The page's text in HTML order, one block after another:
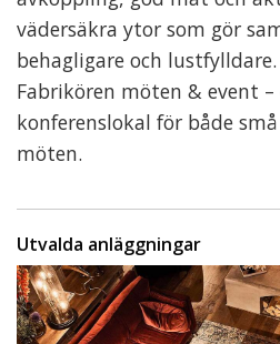
vädersäkra ytor som gör
behagligare och
Fabrikören möten & event
konferenslokal för både
möten.
Utvalda anläggningar